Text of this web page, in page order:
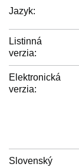
Jazyk:
Listinná
verzia:
Elektronická
verzia:
Slovenský